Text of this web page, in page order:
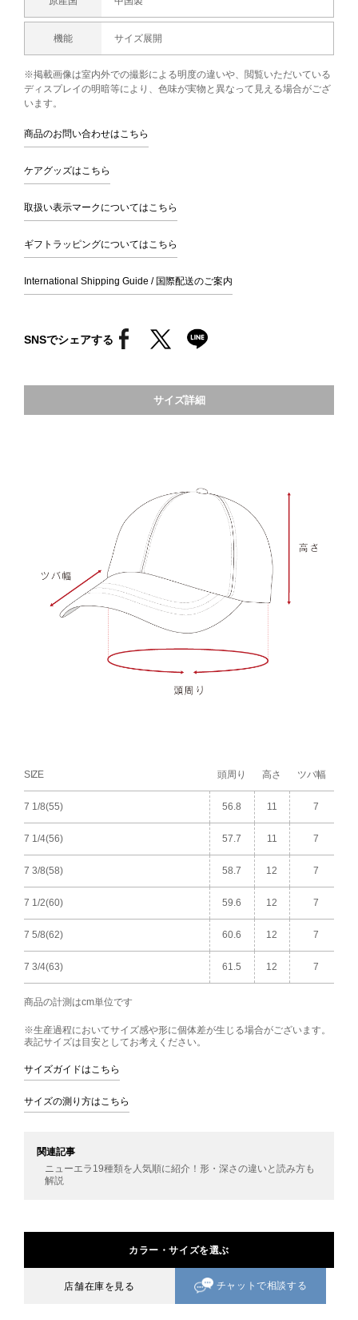
機能 サイズ展開
※掲載画像は室内外での撮影による明度の違いや、閲覧いただいている
ディスプレイの明暗等により、色味が実物と異なって見える場合がござ
います。
商品のお問い合わせはこちら
ケアグッズはこちら
取扱い表示マークについてはこちら
ギフトラッピングについてはこちら
International Shipping Guide / 国際配送のご案内
SNSでシェアする
サイズ詳細
SIZE 頭周り 高さ ツバ幅
7 1/8(55) 56.8 11 7
7 1/4(56) 57.7 11 7
7 3/8(58) 58.7 12 7
7 1/2(60) 59.6 12 7
7 5/8(62) 60.6 12 7
7 3/4(63) 61.5 12 7
商品の計測はcm単位です
※生産過程においてサイズ感や形に個体差が生じる場合がございます。
表記サイズは目安としてお考えください。
サイズガイドはこちら
サイズの測り方はこちら
関連記事
ニューエラ19種類を人気順に紹介！形・深さの違いと読み方も
解説
カラー・サイズを選ぶ
店舗在庫を見る チャットで相談する